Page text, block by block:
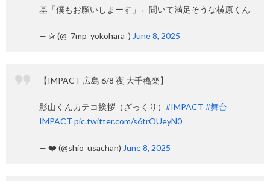
基「僕もお願いしまーす」←聞いて満足そうな横原くん
— ✰ (@_7mp_yokohara_) June 8, 2025
【IMPACT 広島 6/8 夜 大千穐楽】
影山くんカテコ挨拶（ざっくり） #IMPACT #舞台
IMPACT pic.twitter.com/s6trOUeyN0
— ❤️ (@shio_usachan) June 8, 2025